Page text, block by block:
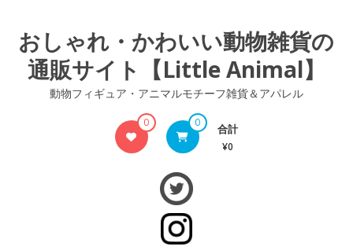
おしゃれ・かわいい動物雑貨の
通販サイト【Little Animal】
動物フィギュア・アニマルモチーフ雑貨＆アパレル
0 0 合計
¥0